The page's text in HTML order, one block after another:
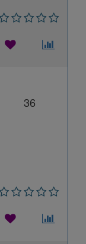
36